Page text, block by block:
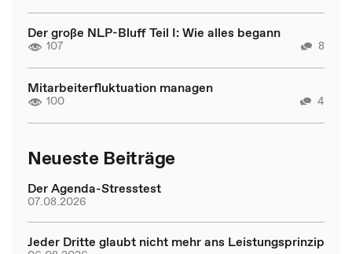
Der große NLP-Bluff Teil I: Wie alles begann
107 8
Mitarbeiterfluktuation managen
100 4
Neueste Beiträge
Der Agenda-Stresstest
07.08.2026
Jeder Dritte glaubt nicht mehr ans Leistungsprinzip